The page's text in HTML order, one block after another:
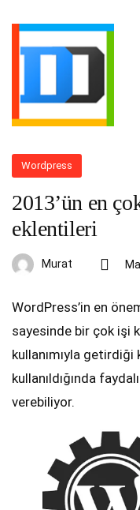
Wordpress
2013’ün en
eklentileri
Murat
WordPress’in en
sayesinde bir çok işi
kullanımıyla getirdiği
kullanıldığında
verebiliyor.